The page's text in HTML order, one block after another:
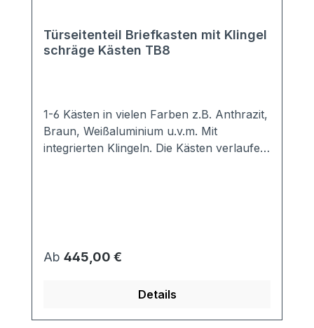
Türseitenteil Briefkasten mit Klingel
schräge Kästen TB8
1-6 Kästen in vielen Farben z.B. Anthrazit,
Braun, Weißaluminium u.v.m. Mit
integrierten Klingeln. Die Kästen verlaufen
Die Frontplatte ist thermisch getrennt, so
dass keine Kältebrücken entstehen
beträgt 60mm. Auf Anfrage kann dieser
aber auch vergrößert werden.
Regulärer Preis:
Ab 445,00 €
Details